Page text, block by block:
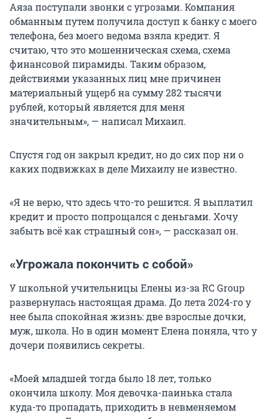
Аяза поступали звонки с угрозами. Компания
обманным путем получила доступ к банку с моего
телефона, без моего ведома взяла кредит. Я
считаю, что это мошенническая схема, схема
финансовой пирамиды. Таким образом,
действиями указанных лиц мне причинен
материальный ущерб на сумму282 тысячи
рублей, который является для меня
значительным», — написал Михаил.
Спустя год он закрыл кредит, но до сих пор ни о
каких подвижках в деле Михаилу не известно.
«Я не верю, что здесь что-то решится. Я выплатил
кредит и просто попрощался с деньгами. Хочу
забыть всё как страшный сон», — рассказал он.
«Угрожала покончить с собой»
У школьной учительницы Елены из-за RC Group
развернулась настоящая драма. До лета 2024-го у
нее была спокойная жизнь: две взрослые дочки,
муж, школа. Но в один момент Елена поняла, что у
дочери появились секреты.
«Моей младшей тогда было 18 лет, только
окончила школу. Моя девочка-паинька стала
куда-то пропадать, приходить в невменяемом